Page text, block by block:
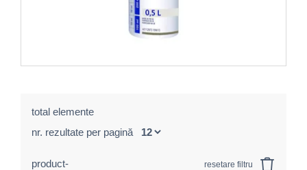
total elemente
nr. rezultate per pagină
product-
resetare filtru